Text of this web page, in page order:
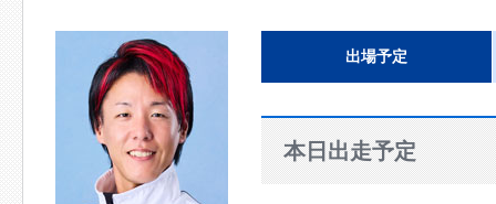
出場予定
本日出走予定